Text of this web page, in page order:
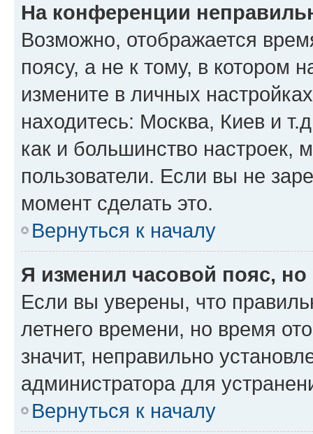
На конференции
Возможно, отображается
поясу, а не к тому, в котором
измените в личных
находитесь: Москва, Киев и
как и большинство настроек,
пользователи. Если вы не
момент сделать это.
Вернуться к началу
Я изменил часовой пояс,
Если вы уверены, что
летнего времени, но время
значит, неправильно
администратора для
Вернуться к началу